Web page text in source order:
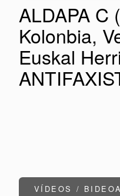
ALDAPA C
Kolonbia,
Euskal
VÍDEOS /